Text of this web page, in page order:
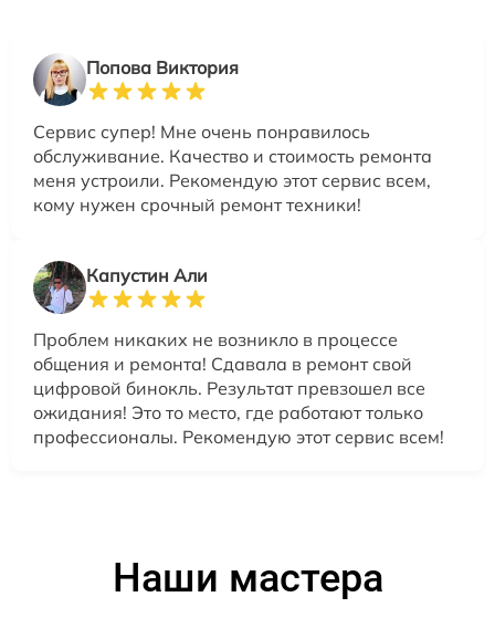
Попова Виктория
Сервис супер! Мне очень понравилось
обслуживание. Качество и стоимость ремонта
меня устроили. Рекомендую этот сервис всем,
кому нужен срочный ремонт техники!
Капустин Али
Проблем никаких не возникло в процессе
общения и ремонта! Сдавала в ремонт свой
цифровой бинокль. Результат превзошел все
ожидания! Это то место, где работают только
профессионалы. Рекомендую этот сервис всем!
Наши мастера